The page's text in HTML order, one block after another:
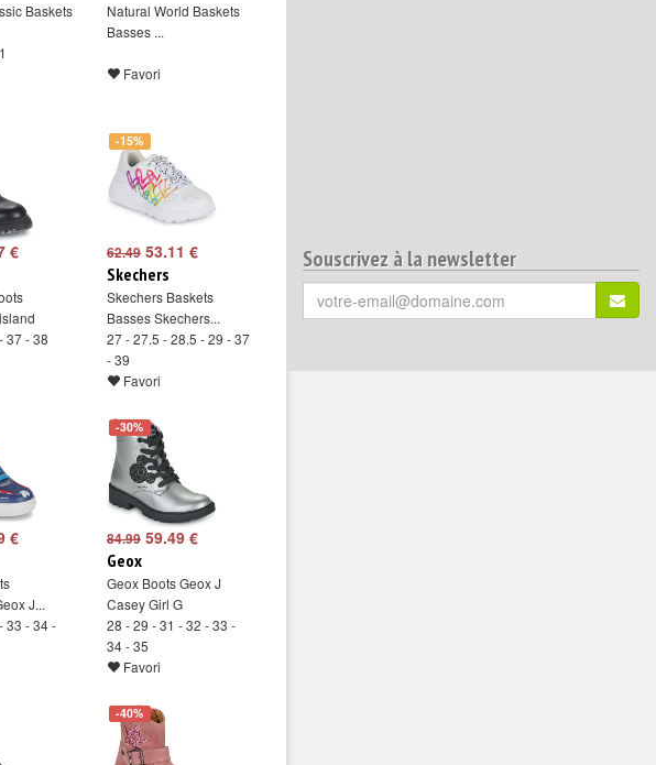
Baskets
Natural World Baskets
Basses ...
Favori
€
37 - 38
-15%
62.49 53.11 €
Skechers
Skechers Baskets
Basses Skechers...
27 - 27.5 - 28.5 - 29 - 37
- 39
Favori
€
J...
33 - 34 -
-30%
84.99 59.49 €
Geox
Geox Boots Geox J
Casey Girl G
28 - 29 - 31 - 32 - 33 -
34 - 35
Favori
-40%
Souscrivez à la newsletter
Votre
email